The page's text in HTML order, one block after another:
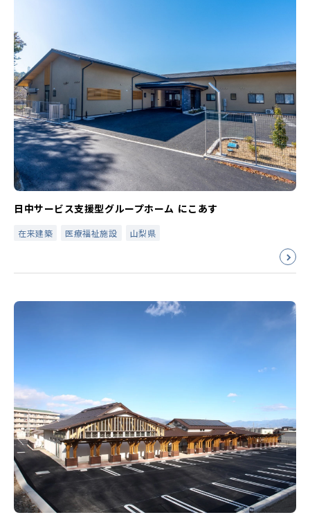
日中サービス支援型グループホーム にこあす
在来建築 医療福祉施設 山梨県